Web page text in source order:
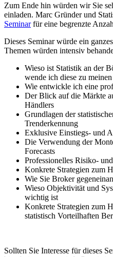
Zum Ende hin würden wir Sie
einladen. Marc Gründer und
Seminarfür eine begrenzte
Dieses Seminar würde ein
Themen würden intensiv
Wieso ist Statistik an der
wende ich diese zu
Wie entwickle ich eine
Der Blick auf die Märkte
Händlers
Grundlagen der
Trenderkennung
Exklusive Einstiegs- und
Die Verwendung der
Forecasts
Professionelles Risiko-
Konkrete Strategien zum
Wie Sie Broker
Wieso Objektivität und
wichtig ist
Konkrete Strategien zum
statistisch Vorteilhaften
Sollten Sie Interesse für dieses